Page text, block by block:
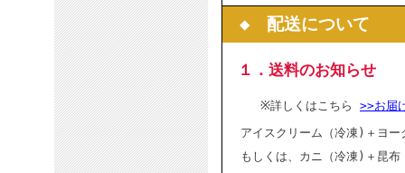
◆ 配送について
１．送料のお知らせ
※詳しくはこちら >>お届
アイスクリーム（冷凍)＋ヨー
もしくは、カニ（冷凍)＋昆布